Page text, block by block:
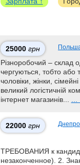
25000 грн
Різноробочий – склад
чергуються, тобто або
чоловіки, жінки,
великий логістичній
інтернет магазинів...
22000 грн
ТРЕБОВАНИЯ к
незаконченное). 2.